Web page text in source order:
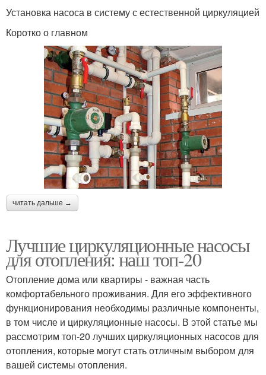
Установка насоса в систему с естественной циркуляцией
Коротко о главном
читать дальше →
Лучшие циркуляционные насосы
для отопления: наш топ-20
Отопление дома или квартиры - важная часть
комфортабельного проживания. Для его эффективного
функционирования необходимы различные компоненты,
в том числе и циркуляционные насосы. В этой статье мы
рассмотрим топ-20 лучших циркуляционных насосов для
отопления, которые могут стать отличным выбором для
вашей системы отопления.